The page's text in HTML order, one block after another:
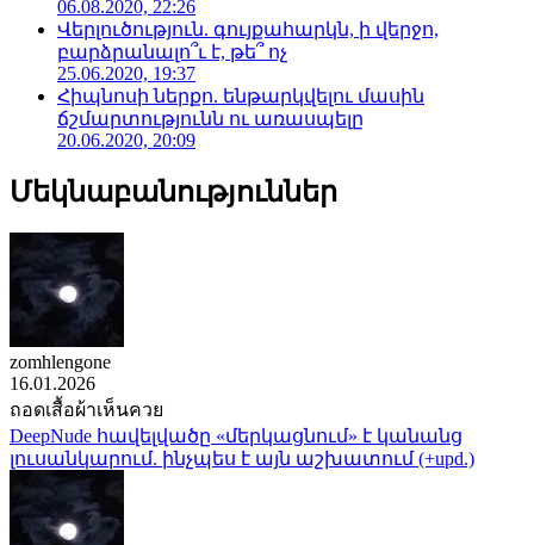
06.08.2020, 22:26
Վերլուծություն. գույքահարկն, ի վերջո,
բարձրանալո՞ւ է, թե՞ ոչ
25.06.2020, 19:37
Հիպնոսի ներքո. ենթարկվելու մասին
ճշմարտությունն ու առասպելը
20.06.2020, 20:09
Մեկնաբանություններ
zomhlengone
16.01.2026
ถอดเสื้อผ้าเห็นควย
DeepNude հավելվածը «մերկացնում» է կանանց
լուսանկարում. ինչպես է այն աշխատում (+upd.)